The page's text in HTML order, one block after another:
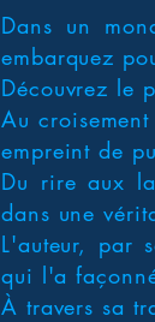
Dans un
embarquez
Découvrez le
Au
empreint de
Du rire aux
dans une
L'auteur, par
qui l'a
À travers sa